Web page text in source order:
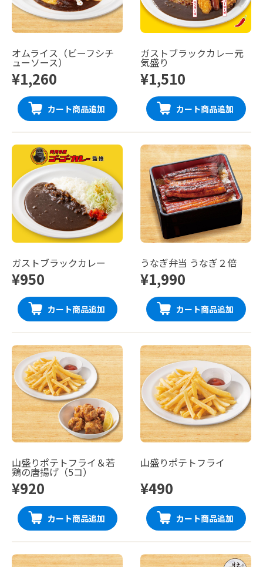
オムライス（ビーフシチ
ューソース）
¥1,260
カート商品追加
ガストブラックカレー元
気盛り
¥1,510
カート商品追加
ガストブラックカレー
¥950
カート商品追加
うなぎ弁当 うなぎ２倍
¥1,990
カート商品追加
山盛りポテトフライ＆若
鶏の唐揚げ（5コ）
¥920
カート商品追加
山盛りポテトフライ
¥490
カート商品追加